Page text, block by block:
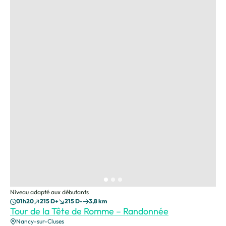
Tour de la Tête de Romme – Randonnée
Niveau adapté aux débutants
Nancy-sur-Cluses
01h20 215 D+ 215 D- 3,8 km